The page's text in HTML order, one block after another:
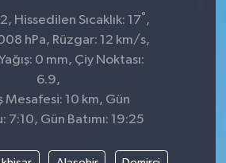
Hissedilen Sıcaklık: 17° ,
hPa, Rüzgar: 12 km/s,
0 mm, Çiy Noktası:
6.9,
Mesafesi: 10 km, Gün
7:10, Gün Batımı: 19:25